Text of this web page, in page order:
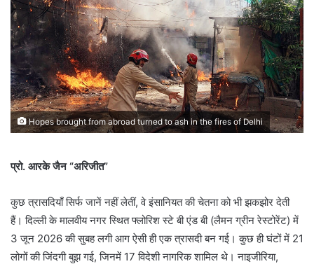
Hopes brought from abroad turned to ash in the fires of Delhi
प्रो. आरके जैन “अरिजीत”
कुछ त्रासदियाँ सिर्फ जानें नहीं लेतीं, वे इंसानियत की चेतना को भी झकझोर देती
हैं। दिल्ली के मालवीय नगर स्थित फ्लोरिश स्टे बी एंड बी (लैमन ग्रीन रेस्टोरेंट) में
3 जून 2026 की सुबह लगी आग ऐसी ही एक त्रासदी बन गई। कुछ ही घंटों में 21
लोगों की जिंदगी बुझ गई, जिनमें 17 विदेशी नागरिक शामिल थे। नाइजीरिया,